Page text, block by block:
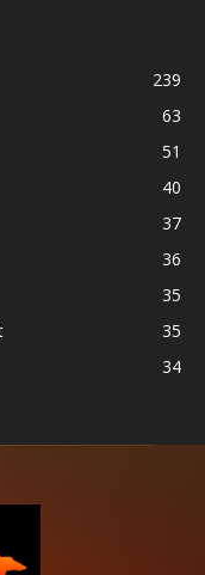
239
63
51
40
37
36
35
35
34